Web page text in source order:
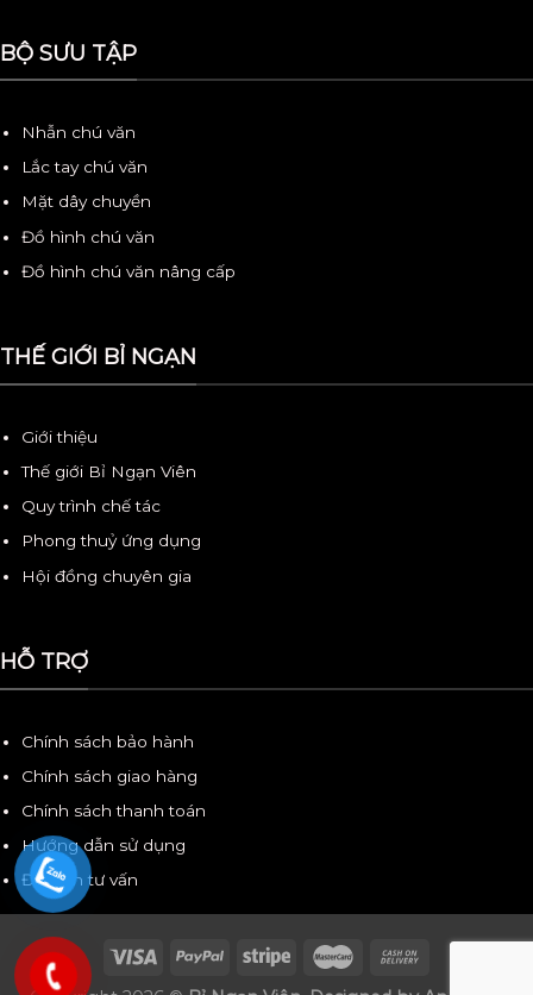
BỘ SƯU TẬP
Nhẫn chú văn
Lắc tay chú văn
Mặt dây chuyền
Đồ hình chú văn
Đồ hình chú văn nâng cấp
THẾ GIỚI BỈ NGẠN
Giới thiệu
Thế giới Bỉ Ngạn Viên
Quy trình chế tác
Phong thuỷ ứng dụng
Hội đồng chuyên gia
HỖ TRỢ
Chính sách bảo hành
Chính sách giao hàng
Chính sách thanh toán
Hướng dẫn sử dụng
Đặt lịch tư vấn